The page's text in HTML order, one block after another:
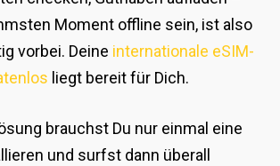
Moment offline sein, ist also
vorbei. Deine internationale eSIM-
liegt bereit für Dich.
brauchst Du nur einmal eine
und surfst dann überall